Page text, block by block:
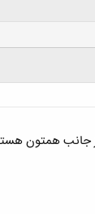
جانب همتون